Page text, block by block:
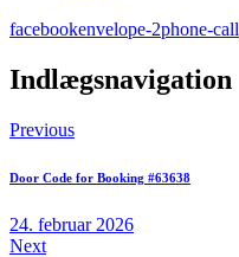
facebookenvelope-2phone-call
Indlægsnavigation
Previous
Door Code for Booking #63638
24. februar 2026
Next